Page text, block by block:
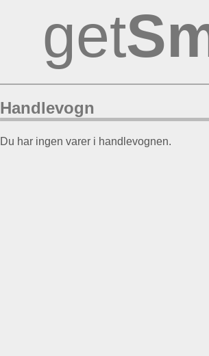
get
Handlevogn
Du har ingen varer i handlevognen.